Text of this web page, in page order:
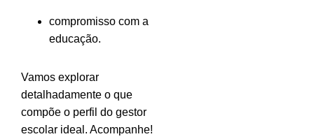
compromisso com a
educação.
Vamos explorar
detalhadamente o que
compõe o perfil do gestor
escolar ideal. Acompanhe!